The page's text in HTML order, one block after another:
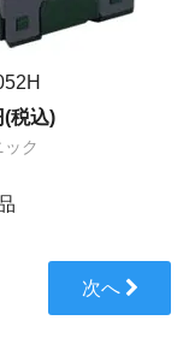
(税込)
ク
次へ